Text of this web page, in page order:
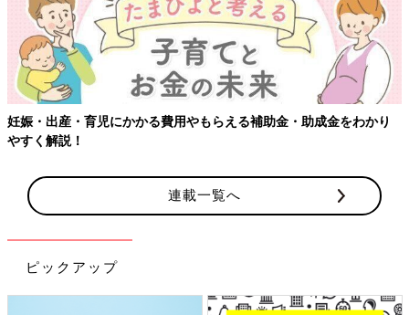
成金をわかり 【ワクチン接種できるものも】妊婦の感染症対策
連載一覧へ
ピックアップ